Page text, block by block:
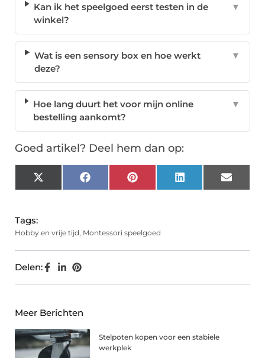
Kan ik het speelgoed eerst testen in de
winkel?
▼
Wat is een sensory box en hoe werkt
deze?
▼
Hoe lang duurt het voor mijn online
bestelling aankomt?
▼
Goed artikel? Deel hem dan op:
X
(Twitter)
FacebookPinterest LinkedIn Email
Tags:
Hobby en vrije tijd, Montessori speelgoed
Delen:
Meer Berichten
Stelpoten kopen voor een stabiele
werkplek